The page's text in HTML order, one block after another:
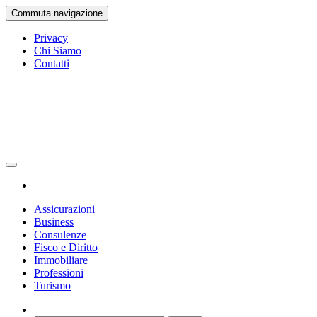
Vai
al
contenuto
Commuta navigazione
Privacy
Chi Siamo
Contatti
Assicurazioni
Business
Consulenze
Fisco e Diritto
Immobiliare
Professioni
Turismo